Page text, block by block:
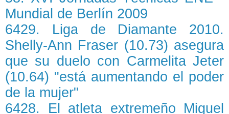
Mundial de Berlín 2009
6429. Liga de Diamante 2010.
Shelly-Ann Fraser (10.73) asegura
que su duelo con Carmelita Jeter
(10.64) "está aumentando el poder
de la mujer"
6428. El atleta extremeño Miguel